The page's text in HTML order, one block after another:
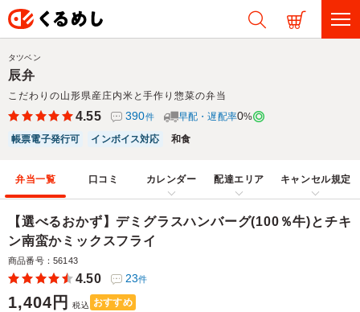
辰弁
こだわりの山形県産庄内米と手作り惣菜の弁当
タツベン
4.55 390件 早配・遅配率0%
帳票電子発行可
インボイス対応 和食
弁当一覧 口コミ カレンダー 配達エリア キャンセル規定
【選べるおかず】デミグラスハンバーグ(100％牛)とチキ
ン南蛮かミックスフライ
商品番号：56143
4.50 23件
1,404円 税込 おすすめ